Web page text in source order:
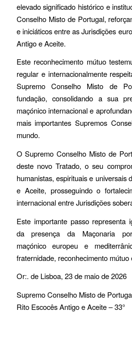
elevado significado histórico e
Conselho Misto de Portugal,
e iniciáticos entre as Jurisdições
Antigo e Aceite.
Este reconhecimento mútuo
regular e internacionalmente
Supremo Conselho Misto de
fundação, consolidando a sua
maçónico internacional e
mais importantes Supremos
mundo.
O Supremo Conselho Misto de
deste novo Tratado, o seu
humanistas, espirituais e universais
e Aceite, prosseguindo o
internacional entre Jurisdições
Este importante passo representa
da presença da Maçonaria
maçónico europeu e
fraternidade, reconhecimento mútuo
Or:. de Lisboa, 23 de maio de 2026
Supremo Conselho Misto de
Rito Escocês Antigo e Aceite – 33°